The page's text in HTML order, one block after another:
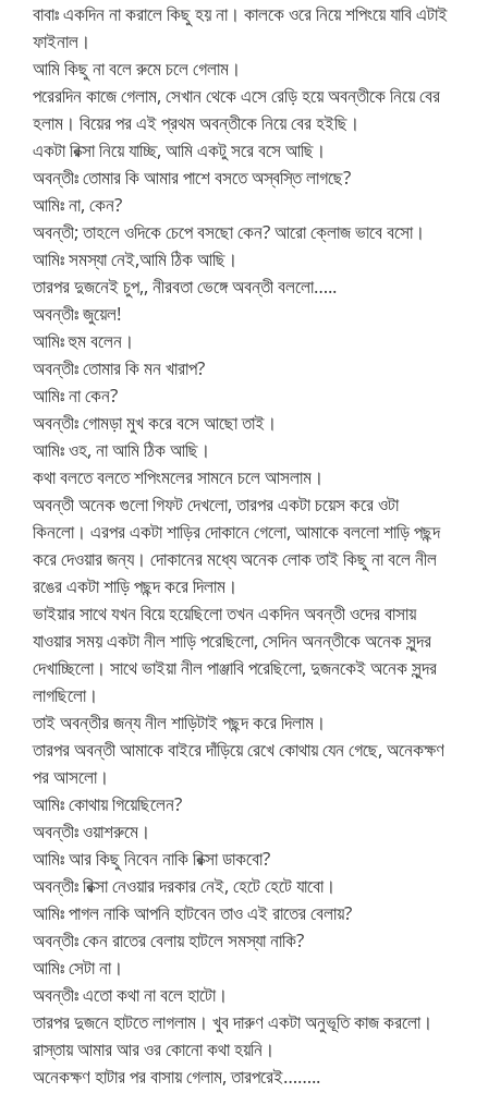
বাবাঃ একদিন না করালে কিছু হয় না। কালকে ওরে নিয়ে শপিংয়ে যাবি এটাই
ফাইনাল।
আমি কিছু না বলে রুমে চলে গেলাম।
পরেরদিন কাজে গেলাম, সেখান থেকে এসে রেড়ি হয়ে অবন্তীকে নিয়ে বের
হলাম। বিয়ের পর এই প্রথম অবন্তীকে নিয়ে বের হইছি।
একটা রিক্সা নিয়ে যাচ্ছি, আমি একটু সরে বসে আছি।
অবন্তীঃ তোমার কি আমার পাশে বসতে অস্বস্তি লাগছে?
আমিঃ না, কেন?
অবন্তী; তাহলে ওদিকে চেপে বসছো কেন? আরো ক্লোজ ভাবে বসো।
আমিঃ সমস্যা নেই,আমি ঠিক আছি।
তারপর দুজনেই চুপ,, নীরবতা ভেঙ্গে অবন্তী বললো…..
অবন্তীঃ জুয়েল!
আমিঃ হুম বলেন।
অবন্তীঃ তোমার কি মন খারাপ?
আমিঃ না কেন?
অবন্তীঃ গোমড়া মুখ করে বসে আছো তাই।
আমিঃ ওহ, না আমি ঠিক আছি।
কথা বলতে বলতে শপিংমলের সামনে চলে আসলাম।
অবন্তী অনেক গুলো গিফট দেখলো, তারপর একটা চয়েস করে ওটা
কিনলো। এরপর একটা শাড়ির দোকানে গেলো, আমাকে বললো শাড়ি পছন্দ
করে দেওয়ার জন্য। দোকানের মধ্যে অনেক লোক তাই কিছু না বলে নীল
রঙের একটা শাড়ি পছন্দ করে দিলাম।
ভাইয়ার সাথে যখন বিয়ে হয়েছিলো তখন একদিন অবন্তী ওদের বাসায়
যাওয়ার সময় একটা নীল শাড়ি পরেছিলো, সেদিন অনন্তীকে অনেক সুন্দর
দেখাচ্ছিলো। সাথে ভাইয়া নীল পাঞ্জাবি পরেছিলো, দুজনকেই অনেক সুন্দর
লাগছিলো।
তাই অবন্তীর জন্য নীল শাড়িটাই পছন্দ করে দিলাম।
তারপর অবন্তী আমাকে বাইরে দাঁড়িয়ে রেখে কোথায় যেন গেছে, অনেকক্ষণ
পর আসলো।
আমিঃ কোথায় গিয়েছিলেন?
অবন্তীঃ ওয়াশরুমে।
আমিঃ আর কিছু নিবেন নাকি রিক্সা ডাকবো?
অবন্তীঃ রিক্সা নেওয়ার দরকার নেই, হেটে হেটে যাবো।
আমিঃ পাগল নাকি আপনি হাটবেন তাও এই রাতের বেলায়?
অবন্তীঃ কেন রাতের বেলায় হাটলে সমস্যা নাকি?
আমিঃ সেটা না।
অবন্তীঃ এতো কথা না বলে হাটো।
তারপর দুজনে হাটতে লাগলাম। খুব দারুণ একটা অনুভূতি কাজ করলো।
রাস্তায় আমার আর ওর কোনো কথা হয়নি।
অনেকক্ষণ হাটার পর বাসায় গেলাম, তারপরেই……..